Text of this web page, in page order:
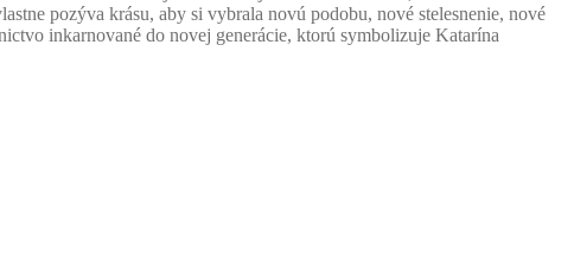
pozýva krásu, aby si vybrala novú podobu, nové stelesnenie, nové
inkarnované do novej generácie, ktorú symbolizuje Katarína